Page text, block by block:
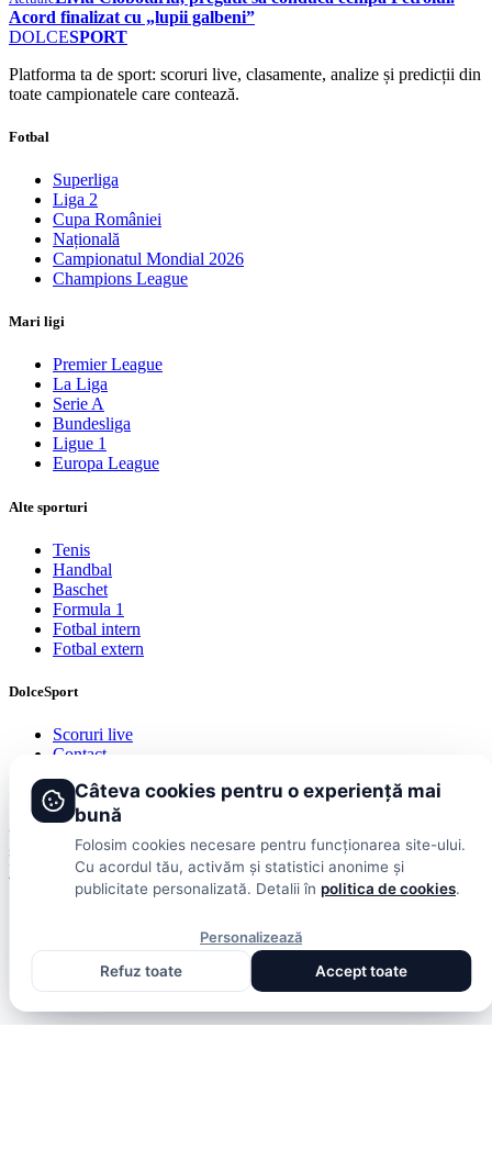
Acord finalizat cu „lupii galbeni”
DOLCESPORT
Platforma ta de sport: scoruri live, clasamente, analize și predicții din
toate campionatele care contează.
Fotbal
Superliga
Liga 2
Cupa României
Națională
Campionatul Mondial 2026
Champions League
Mari ligi
Premier League
La Liga
Serie A
Bundesliga
Ligue 1
Europa League
Alte sporturi
Tenis
Handbal
Baschet
Formula 1
Fotbal intern
Fotbal extern
DolceSport
Scoruri live
Contact
Termeni și condiții
© 2026 DolceSport. Toate drepturile rezervate.
și analize din toate competițiile
Fotbal intern Fotbal extern Scoruri live
Câteva cookies pentru o experiență mai
bună
Folosim cookies necesare pentru funcționarea site-ului.
Cu acordul tău, activăm și statistici anonime și
publicitate personalizată. Detalii în politica de cookies.
Personalizează
Refuz toate
Accept toate